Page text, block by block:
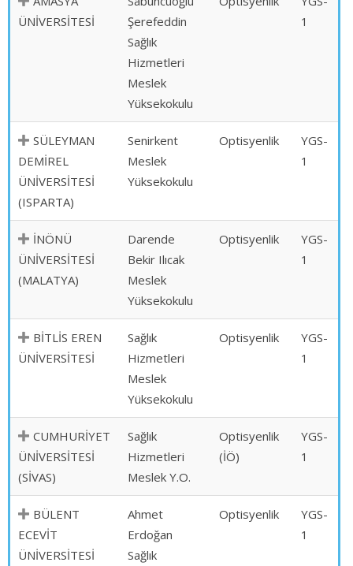
ÜNİVERSİTESİ
Şerefeddin
Sağlık
Hizmetleri
Meslek
Yüksekokulu
1
SÜLEYMAN
DEMİREL
ÜNİVERSİTESİ
(ISPARTA)
Senirkent
Meslek
Yüksekokulu
Optisyenlik
YGS-
1
İNÖNÜ
ÜNİVERSİTESİ
(MALATYA)
Darende
Bekir Ilıcak
Meslek
Yüksekokulu
Optisyenlik
YGS-
1
BİTLİS EREN
ÜNİVERSİTESİ
Sağlık
Hizmetleri
Meslek
Yüksekokulu
Optisyenlik
YGS-
1
CUMHURİYET
ÜNİVERSİTESİ
(SİVAS)
Sağlık
Hizmetleri
Meslek Y.O.
Optisyenlik
(İÖ)
YGS-
1
BÜLENT
ECEVİT
ÜNİVERSİTESİ
Ahmet
Erdoğan
Sağlık
Optisyenlik
YGS-
1